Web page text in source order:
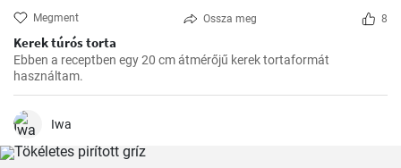
Megment Ossza meg 8
Kerek túrós torta
Ebben a receptben egy 20 cm átmérőjű kerek tortaformát
használtam.
Iwa